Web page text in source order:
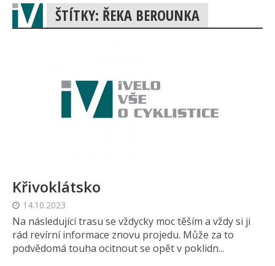
ŠTÍTKY: ŘEKA BEROUNKA
Křivoklátsko
14.10.2023
Na následující trasu se vždycky moc těším a vždy si ji
rád revírní informace znovu projedu. Může za to
podvědomá touha ocitnout se opět v poklidn...